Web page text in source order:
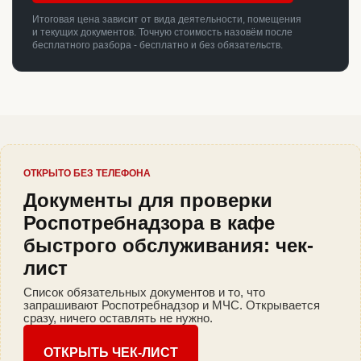
Итоговая цена зависит от вида деятельности, помещения
и текущих документов. Точную стоимость назовём после
бесплатного разбора - бесплатно и без обязательств.
ОТКРЫТО БЕЗ ТЕЛЕФОНА
Документы для проверки
Роспотребнадзора в кафе
быстрого обслуживания: чек-
лист
Список обязательных документов и то, что
запрашивают Роспотребнадзор и МЧС. Открывается
сразу, ничего оставлять не нужно.
ОТКРЫТЬ ЧЕК-ЛИСТ